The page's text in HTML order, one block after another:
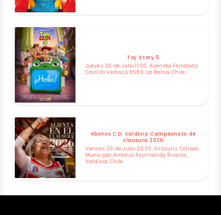
Toy Story 5
Jueves 02 de Julio 11:00, Avenida Fernando
Castillo Velasco 8580, La Reina, Chile
Abonos C.D. Valdivia Campeonato de
clausura 2026
Viernes 03 de Julio 20:00, Errázuriz, Coliseo
Municipal Antonio Azurmendy Riveros,
Valdivia, Chile